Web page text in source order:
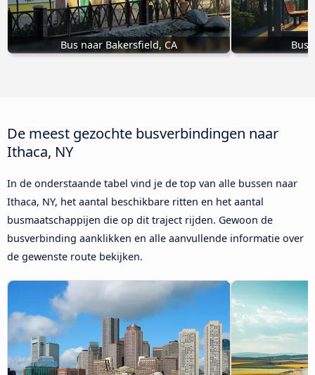
Bus naar Bakersfield, CA Bus
De meest gezochte busverbindingen naar
Ithaca, NY
In de onderstaande tabel vind je de top van alle bussen naar
Ithaca, NY, het aantal beschikbare ritten en het aantal
busmaatschappijen die op dit traject rijden. Gewoon de
busverbinding aanklikken en alle aanvullende informatie over
de gewenste route bekijken.